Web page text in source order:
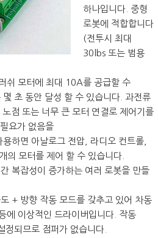
하나입니다. 중형
로봇에 적합합니다
(전투시 최대
30lbs 또는 범용
쉬 모터에 최대 10A를 공급할 수
초 동안 달성 할 수 있습니다. 과전류
점 또는 너무 큰 모터 연결로 제어기를
요가 없음을
하면 아날로그 전압, 라디오 컨트롤,
의 모터를 제어 할 수 있습니다.
복잡성이 증가하는 여러 로봇을 만들
+ 방향 작동 모드를 갖추고 있어 차동
에 이상적인 드라이버입니다. 작동
정되므로 점퍼가 없습니다.